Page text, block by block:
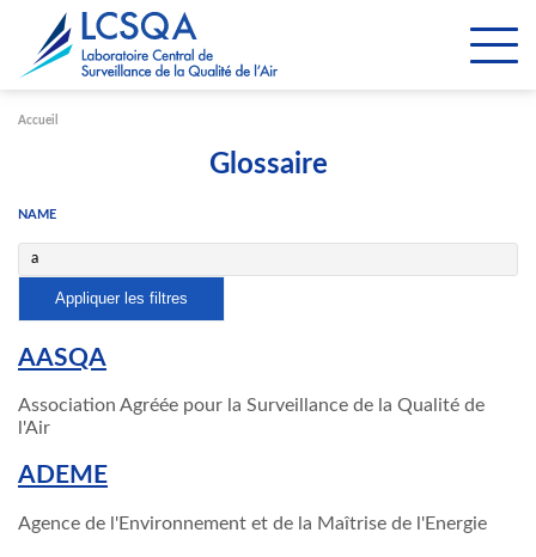
Accueil
Glossaire
NAME
AASQA
Association Agréée pour la Surveillance de la Qualité de
l'Air
ADEME
Agence de l'Environnement et de la Maîtrise de l'Energie
Paramétrer les cookies